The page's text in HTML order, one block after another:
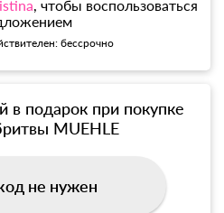
, чтобы воспользоваться
бессрочно
в подарок при покупке
MUEHLE
не нужен